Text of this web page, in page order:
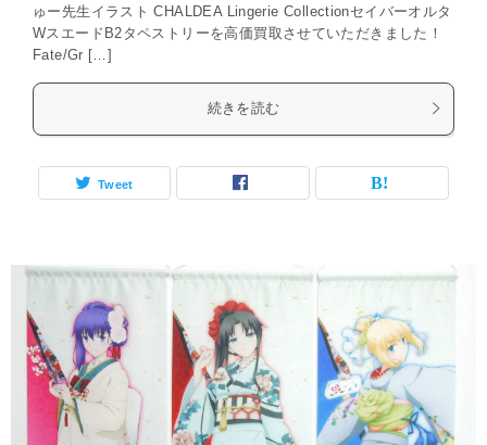
ゅー先生イラスト CHALDEA Lingerie Collectionセイバーオルタ
WスエードB2タペストリーを高価買取させていただきました！
Fate/Gr […]
続きを読む
Tweet